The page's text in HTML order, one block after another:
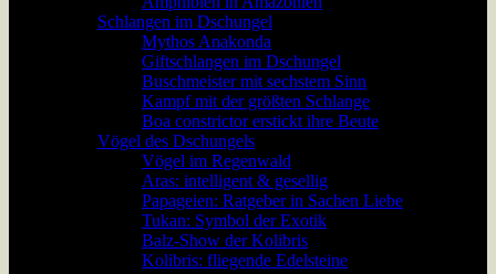
Schlangen im Dschungel
Mythos Anakonda
Giftschlangen im Dschungel
Buschmeister mit sechstem Sinn
Kampf mit der größten Schlange
Boa constrictor erstickt ihre Beute
Vögel des Dschungels
Vögel im Regenwald
Aras: intelligent & gesellig
Papageien: Ratgeber in Sachen Liebe
Tukan: Symbol der Exotik
Balz-Show der Kolibris
Kolibris: fliegende Edelsteine